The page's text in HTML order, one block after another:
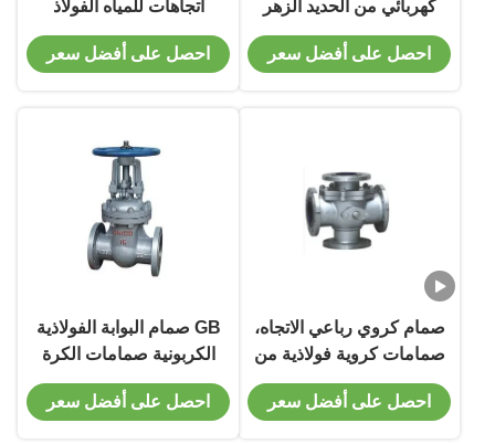
كهربائي من الحديد الزهر
صمام بوابة جذعي غير صاعد
احصل على أفضل سعر
اتجاهات للمياه الفولاذ
المقاوم للصدأ للاستخدام
العام
احصل على أفضل سعر
صمام كروي رباعي الاتجاه،
صمامات كروية فولاذية من
النوع المثبت على مرتكز
الدوران
احصل على أفضل سعر
GB صمام البوابة الفولاذية
الكربونية صمامات الكرة
الفولاذية GB / T12234
Standard
احصل على أفضل سعر